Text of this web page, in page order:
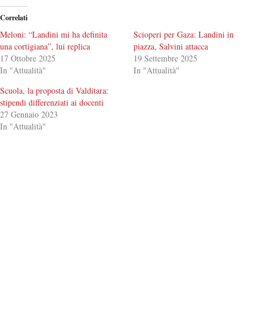
Correlati
Meloni: “Landini mi ha definita
una cortigiana”, lui replica
17 Ottobre 2025
In "Attualità"
Scioperi per Gaza: Landini in
piazza, Salvini attacca
19 Settembre 2025
In "Attualità"
Scuola, la proposta di Valditara:
stipendi differenziati ai docenti
27 Gennaio 2023
In "Attualità"